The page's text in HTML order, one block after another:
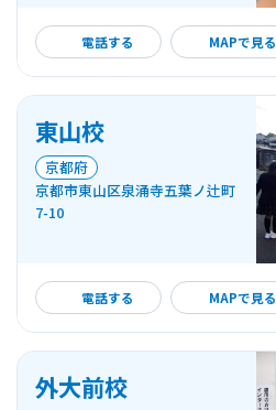
電話する MAPで見る
詳細を見る
東山校
京都府
京都市東山区泉涌寺五葉ノ辻町
7-10
電話する MAPで見る
詳細を見る
外大前校